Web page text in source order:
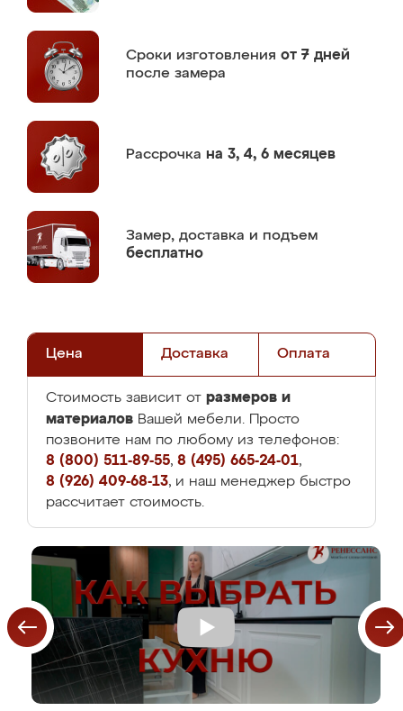
Сроки изготовления от 7 дней
после замера
Рассрочка на 3, 4, 6 месяцев
Замер, доставка и подъем
бесплатно
Цена Доставка Оплата
Стоимость зависит от размеров и
материалов Вашей мебели. Просто
позвоните нам по любому из телефонов:
8 (800) 511-89-55, 8 (495) 665-24-01,
8 (926) 409-68-13, и наш менеджер быстро
рассчитает стоимость.